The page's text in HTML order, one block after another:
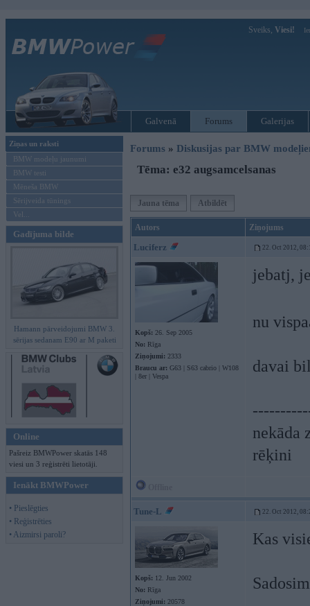
Sveiks, Viesi!
Galvenā Forums Galerijas
Ziņas un raksti
BMW modeļu jaunumi
BMW testi
Mēneša BMW
Sērijveida tūnings
Vel...
Gadījuma bilde
Hamann pārveidojumi BMW 3.
sērijas sedanam E90 ar M paketi
Online
Pašreiz BMWPower skatās 148
viesi un 3 reģistrēti lietotāji.
Ienākt BMWPower
• Pieslēgties
• Reģistrēties
• Aizmirsi paroli?
Forums » Diskusijas par BMW
Tēma: e32 augsamcelsanas
Jauna tēma Atbildēt
Autors Ziņojums
Luciferz 22. Oct 2012,
Kopš: 26. Sep 2005
No: Rīga
Ziņojumi: 2333
Braucu ar: G63 | S63 cabrio | W108
| 8er | Vespa
jebatj,
nu
davai
nekāda
rēķini
Tune-L 22. Oct 2012,
Kopš: 12. Jun 2002
No: Rīga
Ziņojumi: 20578
Kas